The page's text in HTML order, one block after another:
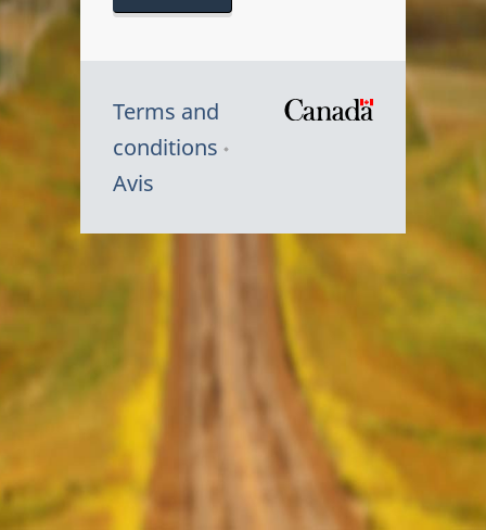
Terms and
conditions
Avis
Symbole
Canada